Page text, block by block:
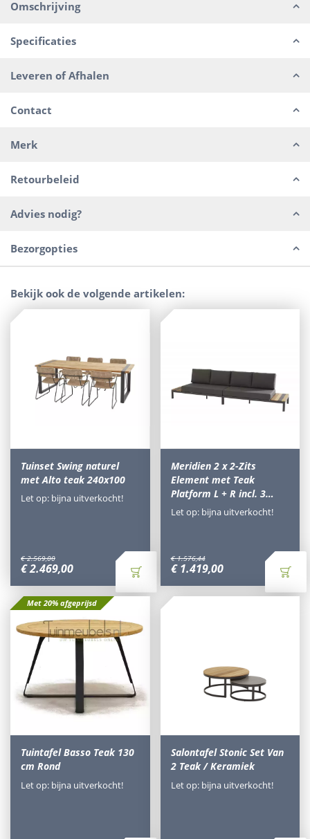
Omschrijving
Specificaties
Leveren of Afhalen
Contact
Merk
Retourbeleid
Advies nodig?
Bezorgopties
Bekijk ook de volgende artikelen:
Tuinset Swing naturel
met Alto teak 240x100
€ 2.569,00
€2.469,00
Let op: bijna uitverkocht!
Meridien 2 x 2-Zits
Element met Teak
Platform L + R incl. 3…
€ 1.576,44
€ 1.419,00
Let op: bijna uitverkocht!
Met 20% afgeprijsd
Tuintafel Basso Teak 130
cm Rond
Let op: bijna uitverkocht!
Salontafel Stonic Set Van
2 Teak / Keramiek
Let op: bijna uitverkocht!